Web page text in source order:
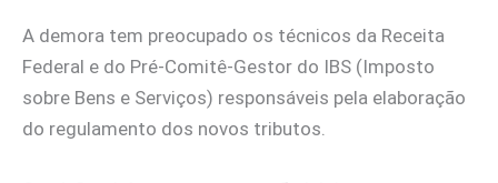
A demora tem preocupado os técnicos da Receita
Federal e do Pré-Comitê-Gestor do IBS (Imposto
sobre Bens e Serviços) responsáveis pela elaboração
do regulamento dos novos tributos.